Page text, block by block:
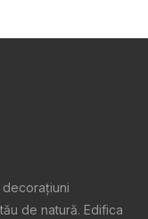
de natură. Edifica